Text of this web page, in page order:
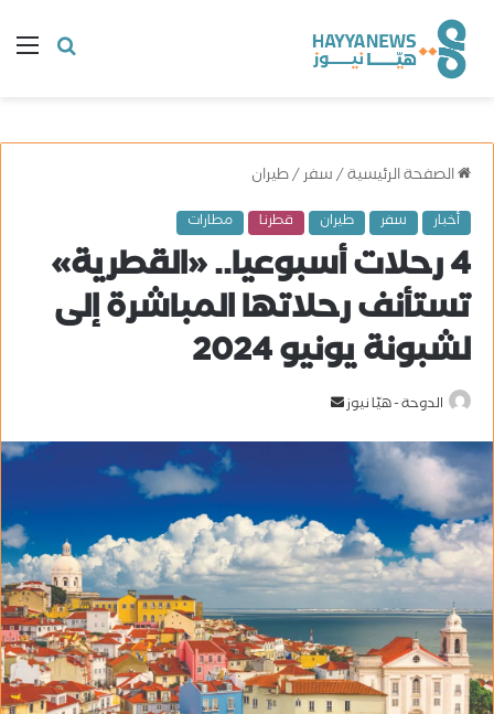
البحث
الصفحة الرئيسية/سفر/طيران
أخبار سفر طيران قطرنا مطارات
4 رحلات أسبوعيا.. «القطرية»
تستأنف رحلاتها المباشرة إلى
لشبونة يونيو 2024
الدوحة - هيّا نيوز
ر
ي
د
ا
إ
ل
ك